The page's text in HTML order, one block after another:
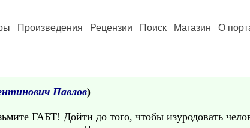
Произведения Рецензии Поиск Магазин О
Павлов)
ГАБТ! Дойти до того, чтобы изуродовать